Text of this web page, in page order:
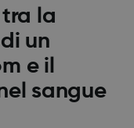
la
un
e il
sangue